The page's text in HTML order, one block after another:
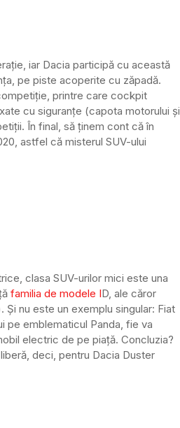
iar Dacia participă cu această
pe piste acoperite cu zăpadă.
printre care cockpit
cu siguranțe (capota motorului și
În final, să ținem cont că în
astfel că misterul SUV-ului
clasa SUV-urilor mici este una
familia de modele ID, ale căror
nu este un exemplu singular: Fiat
pe emblematicul Panda, fie va
electric de pe piață. Concluzia?
deci, pentru Dacia Duster